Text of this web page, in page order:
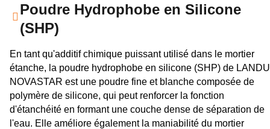
Poudre Hydrophobe en Silicone
(SHP)
En tant qu'additif chimique puissant utilisé dans le mortier
étanche, la poudre hydrophobe en silicone (SHP) de LANDU
NOVASTAR est une poudre fine et blanche composée de
polymère de silicone, qui peut renforcer la fonction
d'étanchéité en formant une couche dense de séparation de
l'eau. Elle améliore également la maniabilité du mortier